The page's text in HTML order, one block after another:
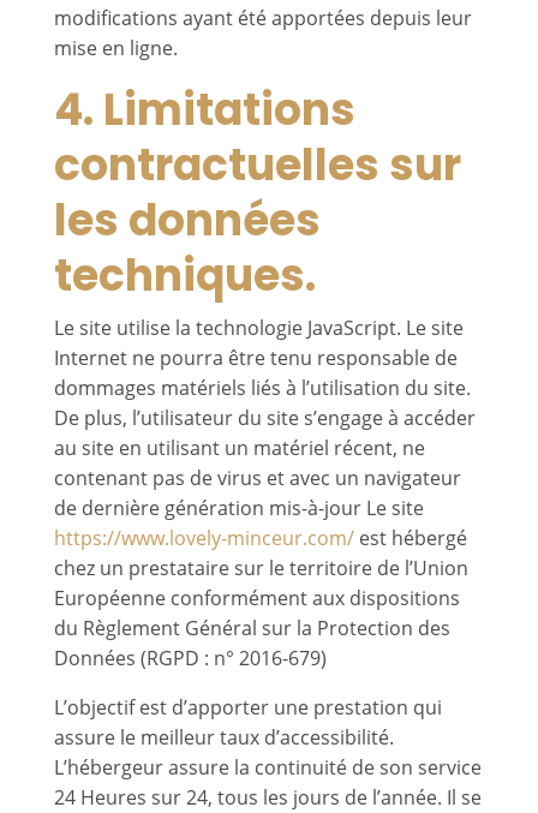
modifications ayant été apportées depuis leur
mise en ligne.
4. Limitations
contractuelles sur
les données
techniques.
Le site utilise la technologie JavaScript. Le site
Internet ne pourra être tenu responsable de
dommages matériels liés à l’utilisation du site.
De plus, l’utilisateur du site s’engage à accéder
au site en utilisant un matériel récent, ne
contenant pas de virus et avec un navigateur
de dernière génération mis-à-jour Le site
https://www.lovely-minceur.com/ est hébergé
chez un prestataire sur le territoire de l’Union
Européenne conformément aux dispositions
du Règlement Général sur la Protection des
Données (RGPD : n° 2016-679)
L’objectif est d’apporter une prestation qui
assure le meilleur taux d’accessibilité.
L’hébergeur assure la continuité de son service
24 Heures sur 24, tous les jours de l’année. Il se